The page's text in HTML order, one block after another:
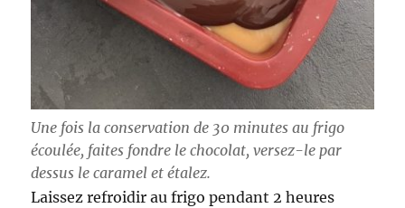
Une fois la conservation de 30 minutes au frigo
écoulée, faites fondre le chocolat, versez-le par
dessus le caramel et étalez.
Laissez refroidir au frigo pendant 2 heures